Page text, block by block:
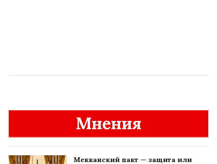
Мнения
Мекканский пакт — защита или